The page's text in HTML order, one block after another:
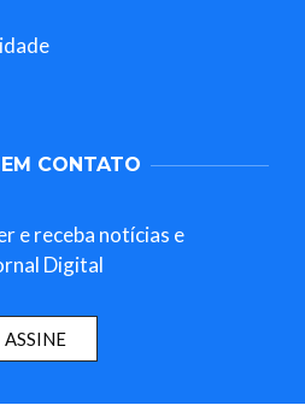
CONTATO
e receba notícias e
Digital
ASSINE